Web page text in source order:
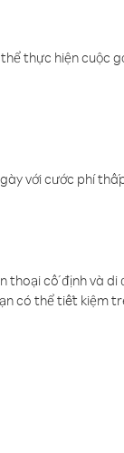
thực hiện cuộc
với cước phí
thoại cố định và di
có thể tiết kiệm